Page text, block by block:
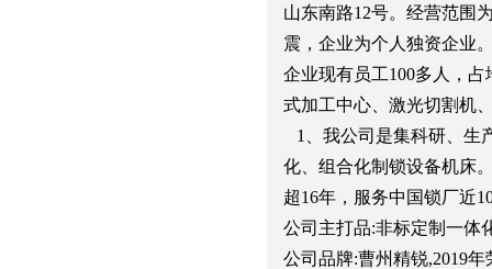
山东南路12号。经营范围
震，企业为个人独资企业
企业现有员工100多人，
式加工中心、激光切割机
1、我公司是集科研、生
化、组合化制锁设备机床
超16年，服务中国锁厂近
公司主打品:非标定制一体
公司品牌:曹州精锐,2019